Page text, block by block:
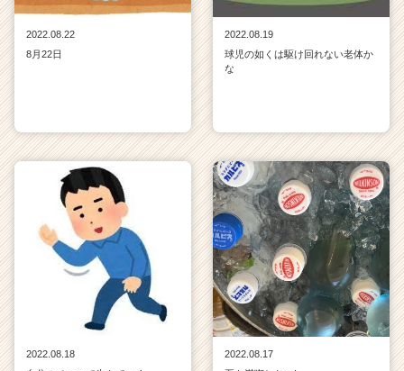
2022.08.22
8月22日
2022.08.19
球児の如くは駆け回れない老体か
な
2022.08.18
2022.08.17